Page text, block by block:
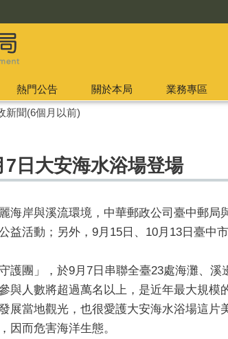
熱門公告 關於本局 業務專區
新聞(6個月以前)
日大安海水浴場登場
海岸與溪流環境，中華郵政公司臺中郵局
益活動；另外，9月15日、10月13日臺中
護團」，於9月7日串聯全臺23處海灘、
與人數將超過萬名以上，是近年最大規模
展當地觀光，也很愛護大安海水浴場這
因而危害海洋生態。